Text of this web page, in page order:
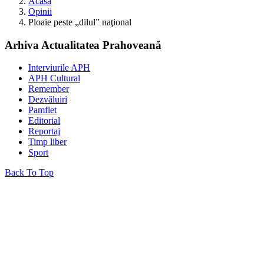
Opinii
Ploaie peste „dilul” naţional
Arhiva Actualitatea Prahoveană
Interviurile APH
APH Cultural
Remember
Dezvăluiri
Pamflet
Editorial
Reportaj
Timp liber
Sport
Back To Top